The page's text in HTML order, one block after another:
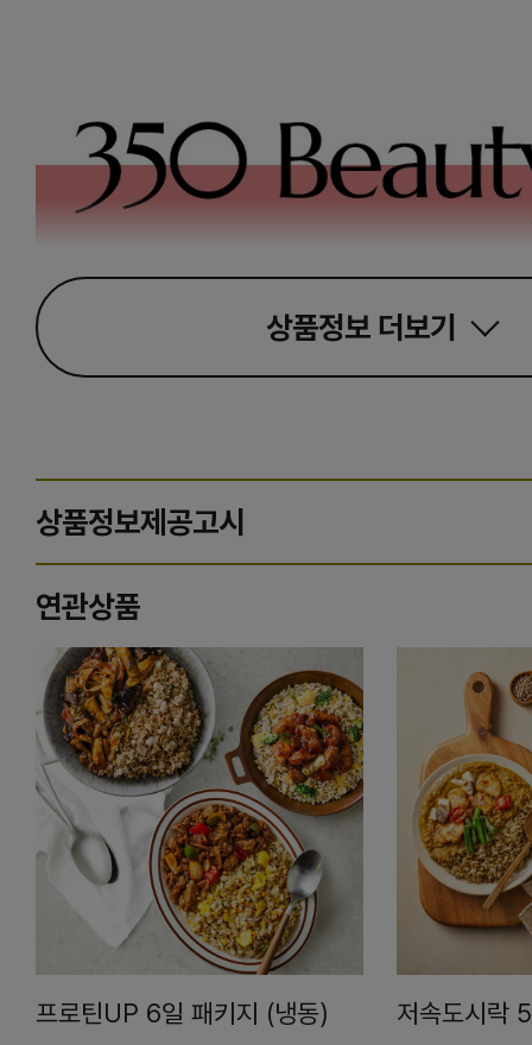
상품정보 더보기
상품정보제공고시
연관상품
프로틴UP 6일 패키지 (냉동) 저속도시락